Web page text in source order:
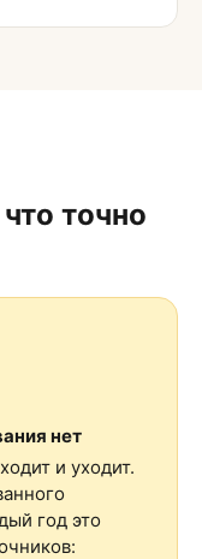
точно
нет
и уходит.
год это